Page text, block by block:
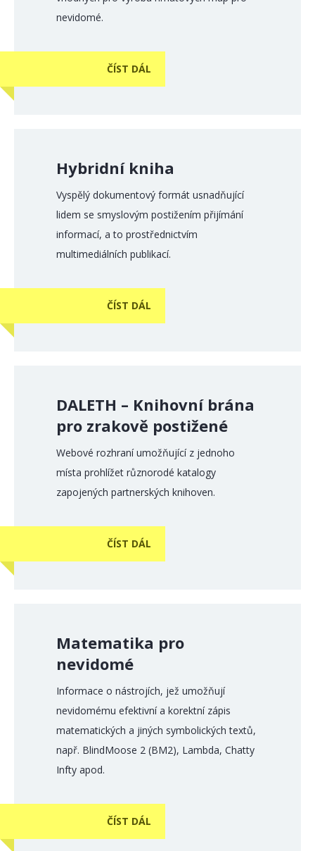
nevidomé.
ČÍST DÁL
Hybridní kniha
Vyspělý dokumentový formát usnadňující
lidem se smyslovým postižením přijímání
informací, a to prostřednictvím
multimediálních publikací.
ČÍST DÁL
DALETH – Knihovní brána
pro zrakově postižené
Webové rozhraní umožňující z jednoho
místa prohlížet různorodé katalogy
zapojených partnerských knihoven.
ČÍST DÁL
Matematika pro
nevidomé
Informace o nástrojích, jež umožňují
nevidomému efektivní a korektní zápis
matematických a jiných symbolických textů,
např. BlindMoose 2 (BM2), Lambda, Chatty
Infty apod.
ČÍST DÁL